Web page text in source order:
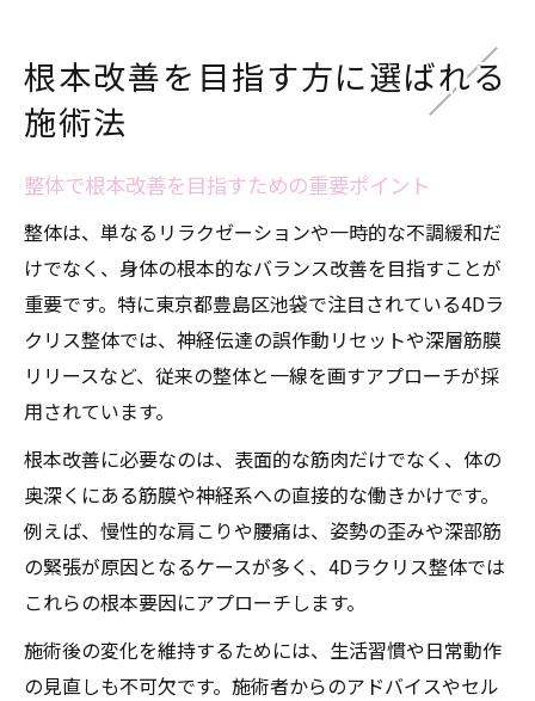
根本改善を目指す方に選ばれる
施術法
整体で根本改善を目指すための重要ポイント
整体は、単なるリラクゼーションや一時的な不調緩和だ
けでなく、身体の根本的なバランス改善を目指すことが
重要です。特に東京都豊島区池袋で注目されている4Dラ
クリス整体では、神経伝達の誤作動リセットや深層筋膜
リリースなど、従来の整体と一線を画すアプローチが採
用されています。
根本改善に必要なのは、表面的な筋肉だけでなく、体の
奥深くにある筋膜や神経系への直接的な働きかけです。
例えば、慢性的な肩こりや腰痛は、姿勢の歪みや深部筋
の緊張が原因となるケースが多く、4Dラクリス整体では
これらの根本要因にアプローチします。
施術後の変化を維持するためには、生活習慣や日常動作
の見直しも不可欠です。施術者からのアドバイスやセル